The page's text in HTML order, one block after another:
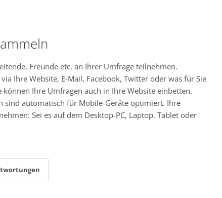
Freunde etc. an Ihrer Umfrage teilnehmen.
Ihre Website, E-Mail, Facebook, Twitter oder was für Sie
Ihre Umfragen auch in Ihre Website einbetten.
sind automatisch für Mobile-Geräte optimiert. Ihre
Sei es auf dem Desktop-PC, Laptop, Tablet oder